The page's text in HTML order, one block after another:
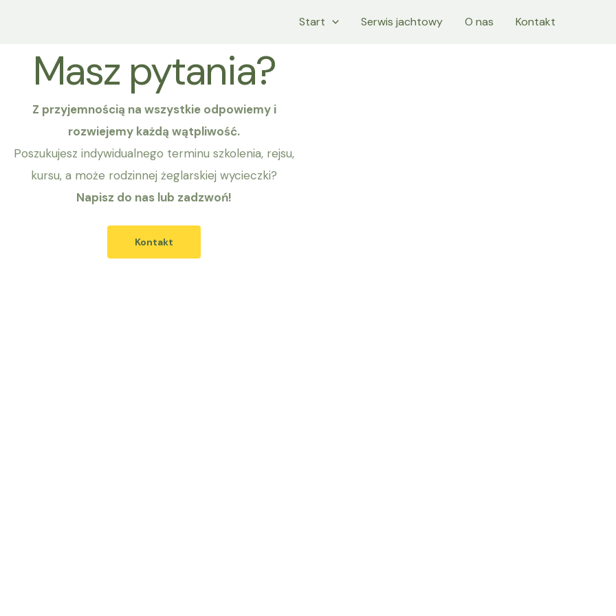
Start Serwis jachtowy O nas Kontakt
Masz pytania?
Z przyjemnością na wszystkie odpowiemy i
rozwiejemy każdą wątpliwość.
Poszukujesz indywidualnego terminu szkolenia, rejsu,
kursu, a może rodzinnej żeglarskiej wycieczki?
Napisz do nas lub zadzwoń!
Kontakt